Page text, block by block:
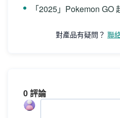
「2025」Pokemon GO 超
對產品有疑問？ 聯
0 評論